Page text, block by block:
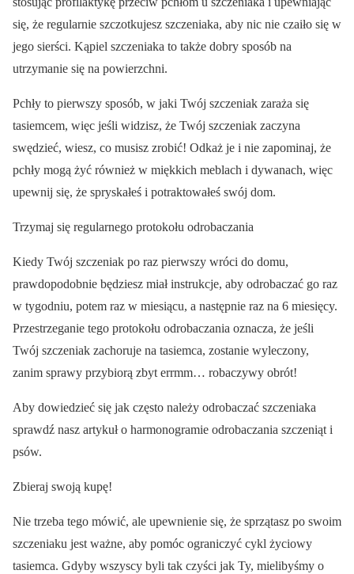
się, że regularnie szczotkujesz szczeniaka, aby nic nie czaiło się w
jego sierści. Kąpiel szczeniaka to także dobry sposób na
utrzymanie się na powierzchni.
Pchły to pierwszy sposób, w jaki Twój szczeniak zaraża się
tasiemcem, więc jeśli widzisz, że Twój szczeniak zaczyna
swędzieć, wiesz, co musisz zrobić! Odkaż je i nie zapominaj, że
pchły mogą żyć również w miękkich meblach i dywanach, więc
upewnij się, że spryskałeś i potraktowałeś swój dom.
Trzymaj się regularnego protokołu odrobaczania
Kiedy Twój szczeniak po raz pierwszy wróci do domu,
prawdopodobnie będziesz miał instrukcje, aby odrobaczać go raz
w tygodniu, potem raz w miesiącu, a następnie raz na 6 miesięcy.
Przestrzeganie tego protokołu odrobaczania oznacza, że jeśli
Twój szczeniak zachoruje na tasiemca, zostanie wyleczony,
zanim sprawy przybiorą zbyt errmm… robaczywy obrót!
Aby dowiedzieć się jak często należy odrobaczać szczeniaka
sprawdź nasz artykuł o harmonogramie odrobaczania szczeniąt i
psów.
Zbieraj swoją kupę!
Nie trzeba tego mówić, ale upewnienie się, że sprzątasz po swoim
szczeniaku jest ważne, aby pomóc ograniczyć cykl życiowy
tasiemca. Gdyby wszyscy byli tak czyści jak Ty, mielibyśmy o